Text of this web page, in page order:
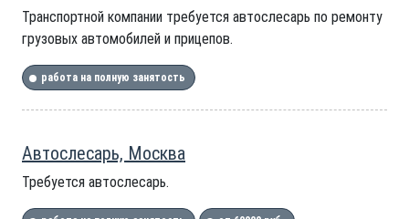
Транспортной компании требуется автослесарь по ремонту
грузовых автомобилей и прицепов.
работа на полную занятость
Автослесарь, Москва
Требуется автослесарь.